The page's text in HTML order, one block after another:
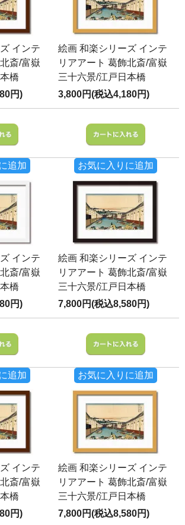
インテ
斎/富嶽
橋
円)
追加
絵画 和楽シリーズ インテ
リアアート 葛飾北斎/富嶽
三十六景/江戸日本橋
3,800円(税込4,180円)
お気に入りに追加
インテ
斎/富嶽
橋
円)
追加
絵画 和楽シリーズ インテ
リアアート 葛飾北斎/富嶽
三十六景/江戸日本橋
7,800円(税込8,580円)
お気に入りに追加
インテ
斎/富嶽
橋
円)
絵画 和楽シリーズ インテ
リアアート 葛飾北斎/富嶽
三十六景/江戸日本橋
7,800円(税込8,580円)